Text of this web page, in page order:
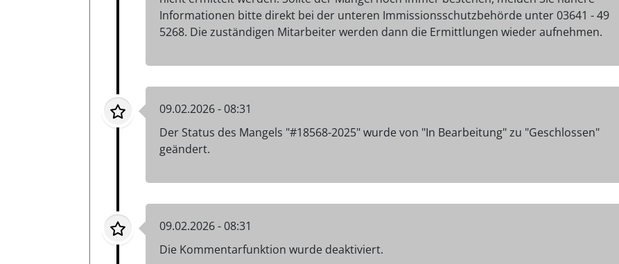
Informationen bitte direkt bei der unteren Immissionsschutzbehörde unter 03641 - 49
5268. Die zuständigen Mitarbeiter werden dann die Ermittlungen wieder aufnehmen.
09.02.2026 - 08:31
Der Status des Mangels "#18568-2025" wurde von "In Bearbeitung" zu "Geschlossen"
geändert.
09.02.2026 - 08:31
Die Kommentarfunktion wurde deaktiviert.